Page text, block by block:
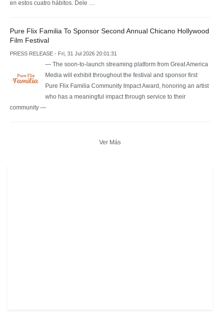
en estos cuatro hábitos. Dele …
Pure Flix Familia To Sponsor Second Annual Chicano Hollywood
Film Festival
PRESS RELEASE - Fri, 31 Jul 2026 20:01:31
— The soon-to-launch streaming platform from Great America
Media will exhibit throughout the festival and sponsor first
Pure Flix Familia Community Impact Award, honoring an artist
who has a meaningful impact through service to their
community —
Ver Más